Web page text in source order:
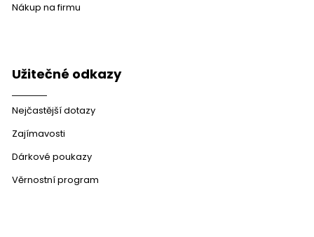
Nákup na firmu
Užitečné odkazy
Nejčastější dotazy
Zajímavosti
Dárkové poukazy
Věrnostní program